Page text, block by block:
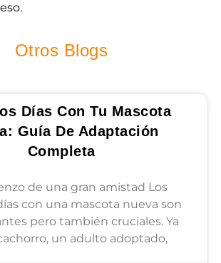
Otros Blogs
Días Con Tu Mascota
Guía De Adaptación
Completa
de una gran amistad Los
con una mascota nueva son
pero también cruciales. Ya
un adulto adoptado,